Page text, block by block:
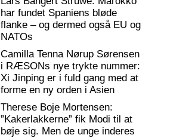
har fundet Spaniens bløde
flanke – og dermed også EU og
NATOs
Camilla Tenna Nørup Sørensen
i RÆSONs nye trykte nummer:
Xi Jinping er i fuld gang med at
forme en ny orden i Asien
Therese Boje Mortensen:
”Kakerlakkerne” fik Modi til at
bøje sig. Men de unge inderes